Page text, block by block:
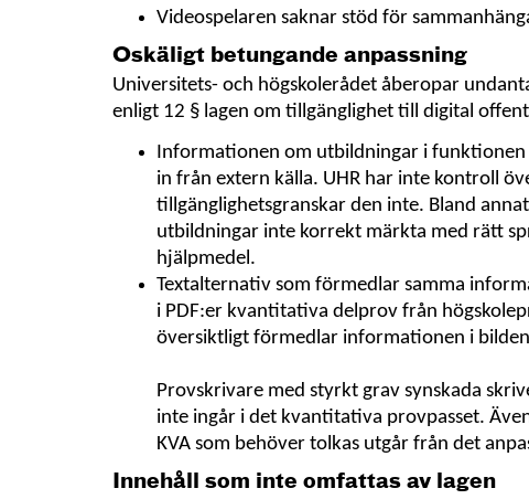
Videospelaren saknar stöd för
Oskäligt betungande anpassning
Universitets- och högskolerådet åberopar
enligt 12 § lagen om tillgänglighet till digital
Informationen om utbildningar i
in från extern källa. UHR har inte kontroll
tillgänglighetsgranskar den inte. Bland
utbildningar inte korrekt märkta med rätt
hjälpmedel.
Textalternativ som förmedlar samma
i PDF:er kvantitativa delprov från
översiktligt förmedlar informationen i
Provskrivare med styrkt grav synskada
inte ingår i det kvantitativa provpasset.
KVA som behöver tolkas utgår från det
Innehåll som inte omfattas av lagen